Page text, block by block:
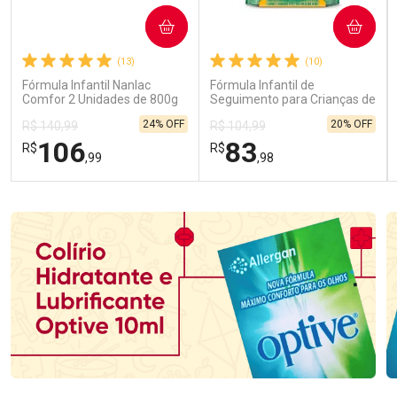
(13)
Fórmula Infantil Nanlac
Comfor 2 Unidades de 800g
R$ 140,99
R$106,99
24% OFF
COMPRAR
(10)
Fórmula Infantil de
Seguimento para Crianças de
Primeira Infância Nestonutri
2 Unidades de 800g cada
R$ 104,99
R$83,98
20% OFF
COMPRAR
Laboratório
Por Menos